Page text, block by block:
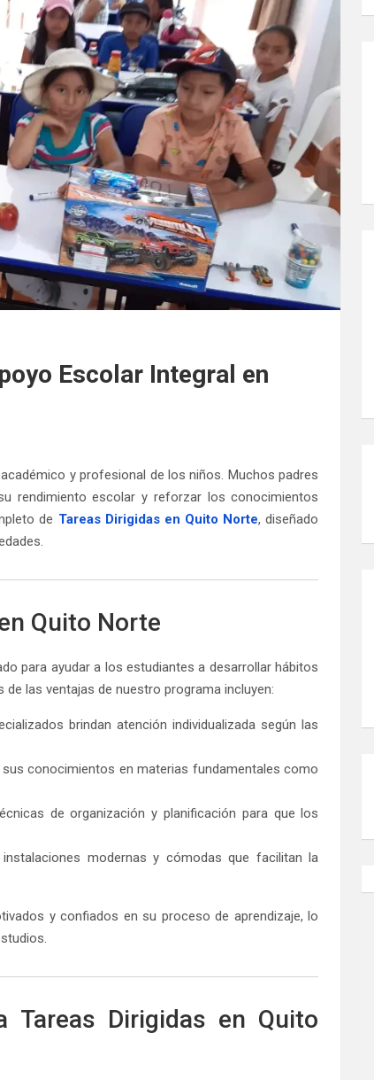
Escolar Integral en
y profesional de los niños. Muchos padres
rendimiento escolar y reforzar los conocimientos
de Tareas Dirigidas en Quito Norte, diseñado
Quito Norte
para ayudar a los estudiantes a desarrollar hábitos
las ventajas de nuestro programa incluyen:
brindan atención individualizada según las
conocimientos en materias fundamentales como
de organización y planificación para que los
modernas y cómodas que facilitan la
y confiados en su proceso de aprendizaje, lo
Tareas Dirigidas en Quito